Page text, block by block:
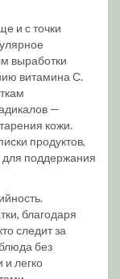
и с точки
выработки
витамина С.
—
кожи.
продуктов,
для поддержания
благодаря
следит за
без
и легко